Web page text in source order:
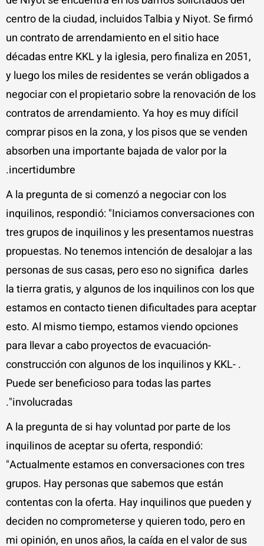
centro de la ciudad, incluidos Talbia y Niyot. Se firmó
un contrato de arrendamiento en el sitio hace
décadas entre KKL y la iglesia, pero finaliza en 2051,
y luego los miles de residentes se verán obligados a
negociar con el propietario sobre la renovación de los
contratos de arrendamiento. Ya hoy es muy difícil
comprar pisos en la zona, y los pisos que se venden
absorben una importante bajada de valor por la
incertidumbre.
A la pregunta de si comenzó a negociar con los
inquilinos, respondió: "Iniciamos conversaciones con
tres grupos de inquilinos y les presentamos nuestras
propuestas. No tenemos intención de desalojar a las
personas de sus casas, pero eso no significa darles
la tierra gratis, y algunos de los inquilinos con los que
estamos en contacto tienen dificultades para aceptar
esto. Al mismo tiempo, estamos viendo opciones
para llevar a cabo proyectos de evacuación-
construcción con algunos de los inquilinos y KKL- .
Puede ser beneficioso para todas las partes
involucradas".
A la pregunta de si hay voluntad por parte de los
inquilinos de aceptar su oferta, respondió:
"Actualmente estamos en conversaciones con tres
grupos. Hay personas que sabemos que están
contentas con la oferta. Hay inquilinos que pueden y
deciden no comprometerse y quieren todo, pero en
mi opinión, en unos años, la caída en el valor de sus